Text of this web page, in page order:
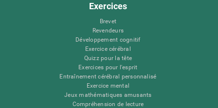
Exercices
Brevet
Revendeurs
Développement cognitif
Exercice cérébral
Quizz pour la tête
Exercices pour l'esprit
Entraînement cérébral personnalisé
Exercice mental
Jeux mathématiques amusants
Compréhension de lecture